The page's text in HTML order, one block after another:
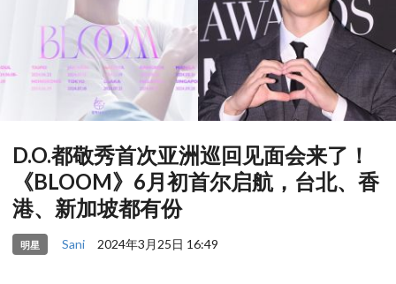
D.O.都敬秀首次亚洲巡回见面会来了！
《BLOOM》6月初首尔启航，台北、香
港、新加坡都有份
明星 Sani 2024年3月25日 16:49